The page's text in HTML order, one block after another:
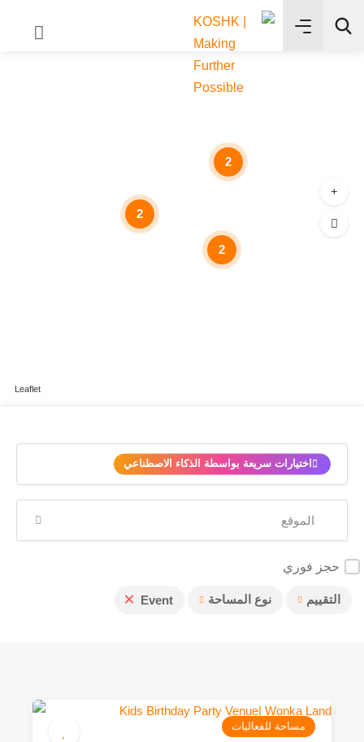
✨ اختيارات سريعة بواسطة الذكاء الاصطناعي
حجز فوري
Event
× التقييم نوع المساحة
مساحة للفعاليات
2
2
2
Leaflet